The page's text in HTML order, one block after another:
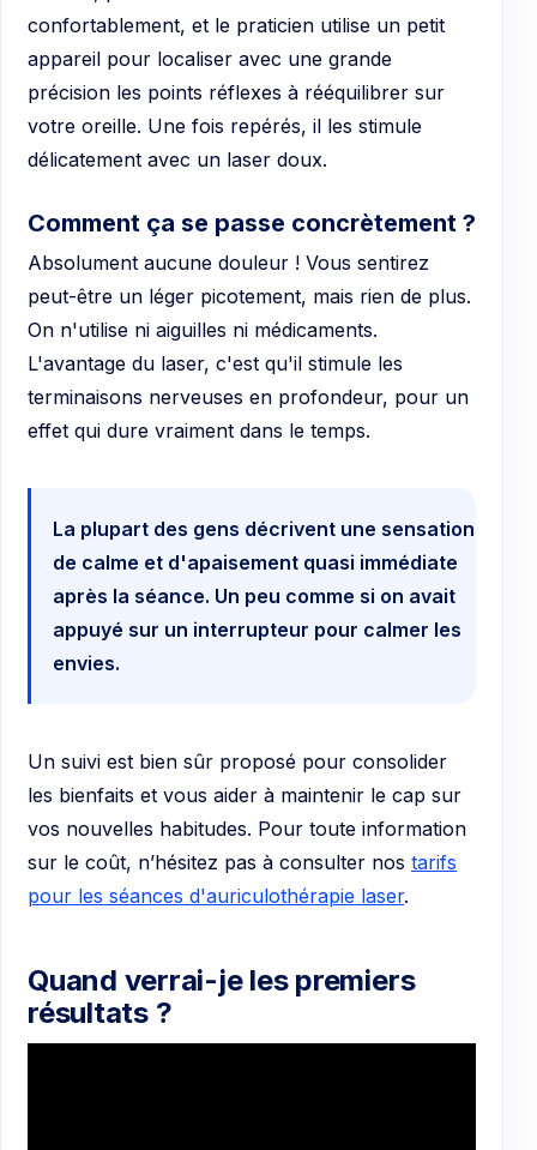
confortablement, et le praticien utilise un petit
appareil pour localiser avec une grande
précision les points réflexes à rééquilibrer sur
votre oreille. Une fois repérés, il les stimule
délicatement avec un laser doux.
Comment ça se passe concrètement ?
Absolument aucune douleur ! Vous sentirez
peut-être un léger picotement, mais rien de plus.
On n'utilise ni aiguilles ni médicaments.
L'avantage du laser, c'est qu'il stimule les
terminaisons nerveuses en profondeur, pour un
effet qui dure vraiment dans le temps.
La plupart des gens décrivent une sensation
de calme et d'apaisement quasi immédiate
après la séance. Un peu comme si on avait
appuyé sur un interrupteur pour calmer les
envies.
Un suivi est bien sûr proposé pour consolider
les bienfaits et vous aider à maintenir le cap sur
vos nouvelles habitudes. Pour toute information
sur le coût, n’hésitez pas à consulter nos tarifs
pour les séances d'auriculothérapie laser.
Quand verrai-je les premiers
résultats ?